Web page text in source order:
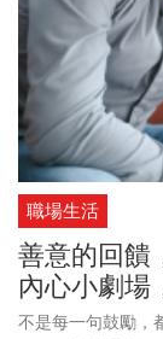
職場生活
善意的回饋
內心小劇場
不是每一句鼓勵，